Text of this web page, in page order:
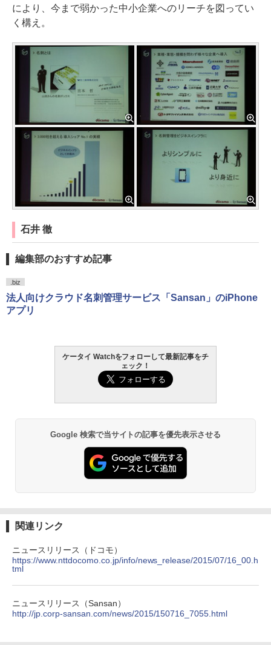
により、今まで弱かった中小企業へのリーチを図ってい
く構え。
石井 徹
編集部のおすすめ記事
.biz
法人向けクラウド名刺管理サービス「Sansan」のiPhone
アプリ
ケータイ Watchをフォローして最新記事をチ
ェック！
Google 検索で当サイトの記事を優先表示させる
関連リンク
ニュースリリース（ドコモ）
https://www.nttdocomo.co.jp/info/news_release/2015/07/16_00.h
tml
ニュースリリース（Sansan）
http://jp.corp-sansan.com/news/2015/150716_7055.html